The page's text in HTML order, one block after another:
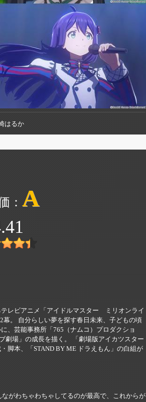
はるか
A
レビアニメ「アイドルマスター ミリオンライ
。 自分らしい夢を探す春日未来、子どもの頃
、芸能事務所「765（ナムコ）プロダクショ
劇場」の成長を描く。 「劇場版アイカツスター
脚本、「STAND BY ME ドラえもん」の白組が
がわちゃわちゃしてるのが最高で、これからが